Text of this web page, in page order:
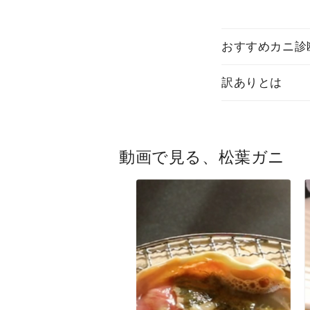
おすすめカニ診
訳ありとは
動画で見る、松葉ガニ